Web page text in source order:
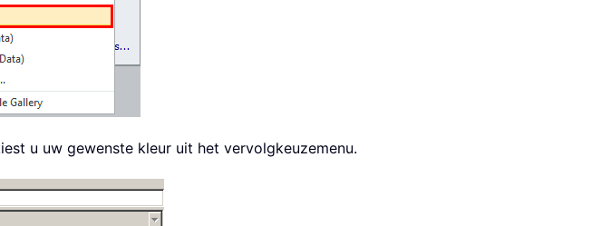
u uw gewenste kleur uit het vervolgkeuzemenu.